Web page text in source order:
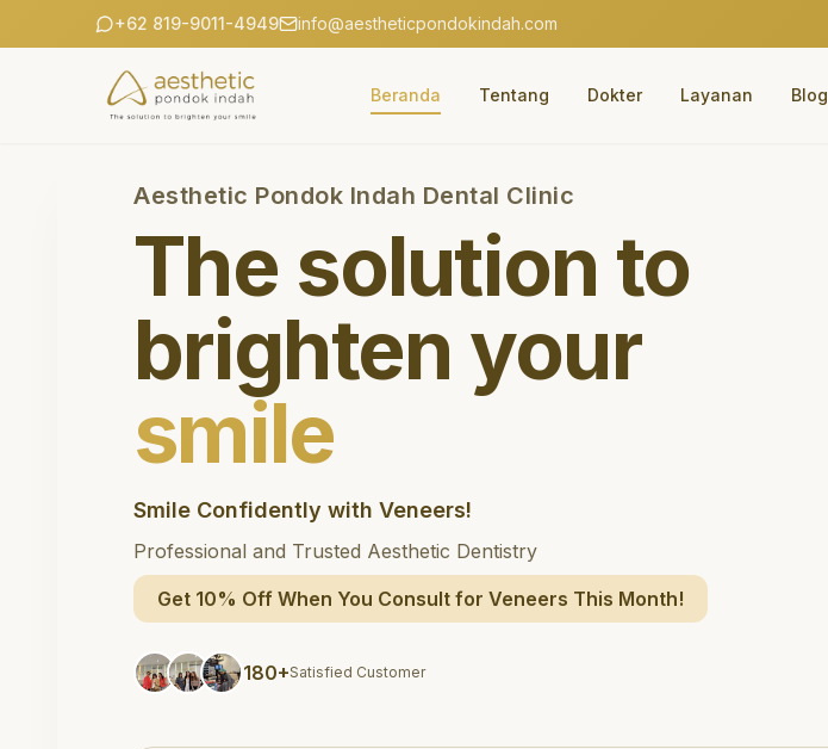
+62 819-9011-4949 info@aestheticpondokindah.com
Beranda Tentang Dokter Layanan Blog
Aesthetic Pondok Indah Dental Clinic
The solution to
brighten your
smile
Smile Confidently with Veneers!
Professional and Trusted Aesthetic Dentistry
Get 10% Off When You Consult for Veneers This Month!
180+Satisfied Customer